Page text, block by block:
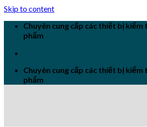
Skip to content
Chuyên cung cấp các thiết bị
phẩm
Chuyên cung cấp các thiết bị
phẩm